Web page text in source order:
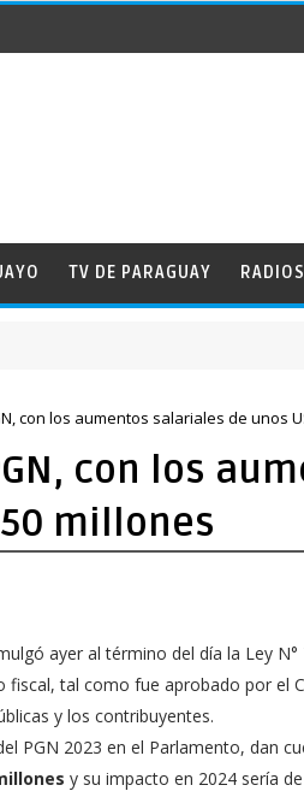
TV DE PARAGUAY
con los aumentos salariales de unos
con los
millones
ayer al término del día la Ley N°
fiscal, tal como fue aprobado por el
y los contribuyentes.
PGN 2023 en el Parlamento, dan
y su impacto en 2024 sería